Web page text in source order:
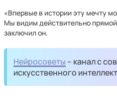
«Впервые в истории эту мечту
Мы видим действительно
заключил он.
Нейросоветы – канал с
искусственного